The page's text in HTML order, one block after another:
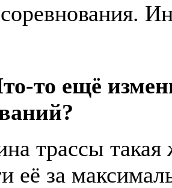
то ещё
трассы
её за